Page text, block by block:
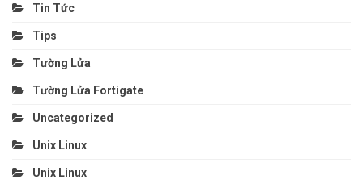
Tin Tức
Tips
Tường Lửa
Tường Lửa Fortigate
Uncategorized
Unix Linux
Unix Linux